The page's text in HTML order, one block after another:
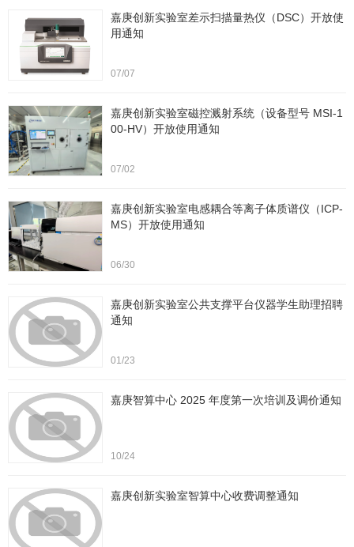
嘉庚创新实验室差示扫描量热仪（DSC）开放使
用通知
07/07
嘉庚创新实验室磁控溅射系统（设备型号 MSI-1
00-HV）开放使用通知
07/02
嘉庚创新实验室电感耦合等离子体质谱仪（ICP-
MS）开放使用通知
06/30
嘉庚创新实验室公共支撑平台仪器学生助理招聘
通知
01/23
嘉庚智算中心 2025 年度第一次培训及调价通知
10/24
嘉庚创新实验室智算中心收费调整通知